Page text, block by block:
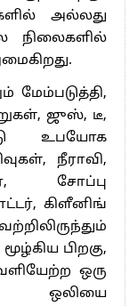
அல்லது
நிலைகளில்
மேம்படுத்தி,
ஜுஸ், டீ,
உபயோக
நீராவி,
சோப்பு
கிளீனிங்
பிறகு,
ஒரு
ஒலியை